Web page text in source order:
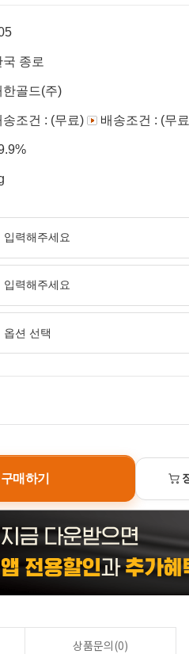
국 종로
한골드(주)
송조건 : (무료) 배송조건 : (무
구매하기
상품문의(0)